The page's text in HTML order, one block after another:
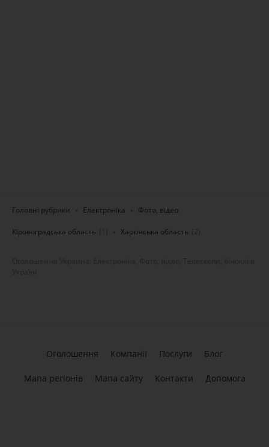
Головні рубрики Електроніка Фото, відео
Кіровоградська область Харківська область
Оголошення Компанії Послуги Блог
Мапа регіонів Мапа сайту Контакти Допомога